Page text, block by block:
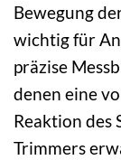
Bewegung
wichtig für
präzise
denen eine
Reaktion des
Trimmers